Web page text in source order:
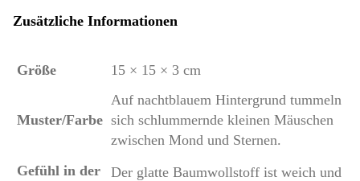
Zusätzliche Informationen
Größe 15 × 15 × 3 cm
Muster/Farbe
Auf nachtblauem Hintergrund tummeln
sich schlummernde kleinen Mäuschen
zwischen Mond und Sternen.
Gefühl in der
Der glatte Baumwollstoff ist weich und